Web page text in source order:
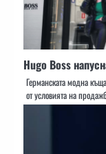
Hugo Boss
Германската модна
от условията на